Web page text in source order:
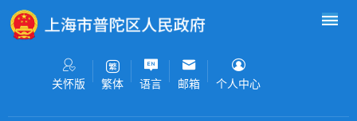
无障碍操作说明
关怀版 繁体 语言 邮箱 个人中心